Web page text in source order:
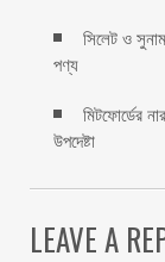
সিলেট ও
পণ্য
মিটফোর্ডের
উপদেষ্টা
LEAVE A